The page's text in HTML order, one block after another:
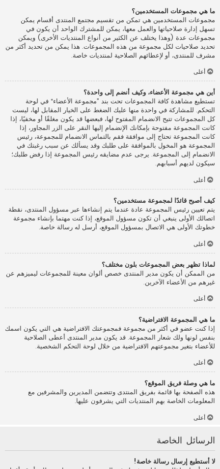
ما هي مجموعات المستخدمين؟
مجموعات المستخدمين هي تمكن من تقسيم مجتمع المنتدى أقسام يمكن
تسهل إدارة صلاحياتها والعمل معها، يمكن للمشترك الواحد أن يكون في
مجموعات عدة (وهذا يختلف عن الكثير من أنواع المنتديات الأخرى) ويمكن
تحديد صلاحيات لكل مجموعة من هذه المجموعات. هذا يمكن من تحديد أكثر من
مشرف للمنتدى، أو لإعطائهم الصلاحية لمنتديات خاصة.
أعلى
أين هي مجموعة الأعضاء، وكيف أنضم إلى واحدة؟
تستطيع مشاهدة كافة المجموعات تحت بند ”مجموعة الأعضاء“ في لوحة
التحكم. للمشاركة في واحدة منها عليك الضغط على الخيار المقابل لها، ليست
كل المجموعات تتيح الانضمام المفتوح لها، فبعضها قد يكون مغلقًا أو مخفيًا، إذا
كانت المجموعة مفتوحة بإمكانك الإنضمام إليها النقر على الزر المجاور، إذا
كانت المجموعة تحتاج إلى موافقة فقم بالتماس الانضمام للمجموعة، رئيس
المجموعة هو المخول بالموافقة على طلبك وقد يسألك عن سبب رغبتك في
الانضمام إلى المجموعة. يرجى عدم مضايقه رئيس المجموعة إذا رفض طلبك؛
سيكون لديهم أسبابهم.
أعلى
كيف أصبح قائدًا لمجموعة مستخدمين؟
يتم تعيين رئيس المجموعة عادة عندما يتم إنشاءها عبر مسؤول المنتدى، نقطة
اتصالك الأولى ينبغي أن تكون مسؤول الموقع، إذا كنت مهتما بإنشاء مجموعة
خطوتك الأولى هي الاتصال بمسؤول الموقع، أرسل له رسالة خاصة.
أعلى
لماذا تظهر بعض المجموعات بلون مختلف؟
من الممكن أن يكون مدير المنتدى خصص ألوان معينة للمجموعات ليميزهم عن
غيرهم من الأعضاء الآخرين.
أعلى
ما هي المجموعة الافتراضية؟
إذا كنت عضو في أكثر من مجموعة فمجموعتك الافتراضية هي التي يكون اسمك
بنفس لونها ولك شعار المجموعة. قد يكون مدير المنتدى أعطى الصلاحية
للأعضاء بتغير مجموعتهم الافتراضية من خلال لوحة التحكم الشخصية.
أعلى
ما هي وصلة فريق الموقع؟
هذه الصفحة بها قائمة بفريق المنتدى وتتضمن المديرين والمشرفين مع
المعلومات الخاصة بهم المنتديات التي يشرفون عليها.
أعلى
الرسائل الخاصة
لا أستطيع إرسال رسالة خاصة!